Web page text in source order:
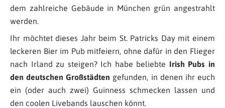
dem zahlreiche Gebäude in München grün angestrahlt
werden.
Ihr möchtet dieses Jahr beim St. Patricks Day mit einem
leckeren Bier im Pub mitfeiern, ohne dafür in den Flieger
nach Irland zu steigen? Ich habe beliebte Irish Pubs in
den deutschen Großstädten gefunden, in denen ihr euch
ein (oder auch zwei) Guinness schmecken lassen und
den coolen Livebands lauschen könnt.